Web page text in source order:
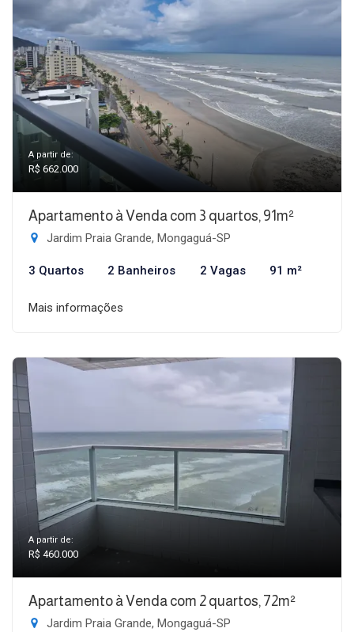
A partir de:
R$ 662.000
Apartamento à Venda com 3 quartos, 91m²
Jardim Praia Grande, Mongaguá-SP
3 Quartos 2 Banheiros 2 Vagas 91 m²
Mais informações
A partir de:
R$ 460.000
Apartamento à Venda com 2 quartos, 72m²
Jardim Praia Grande, Mongaguá-SP